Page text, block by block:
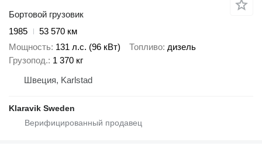
Бортовой грузовик
1985
53 570 км
Мощность 131 л.с. (96 кВт) Топливо дизель
Грузопод. 1 370 кг
Швеция, Karlstad
Klaravik Sweden